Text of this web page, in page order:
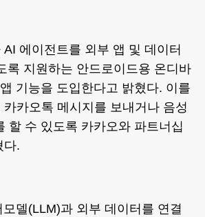
에이전트를 외부 앱 및 데이터
록 지원하는 안드로이드용 온디바
기능을 도입한다고 밝혔다. 이를
카오톡 메시지를 보내거나 음성
할 수 있도록 카카오와 파트너십
다.
델(LLM)과 외부 데이터를 연결